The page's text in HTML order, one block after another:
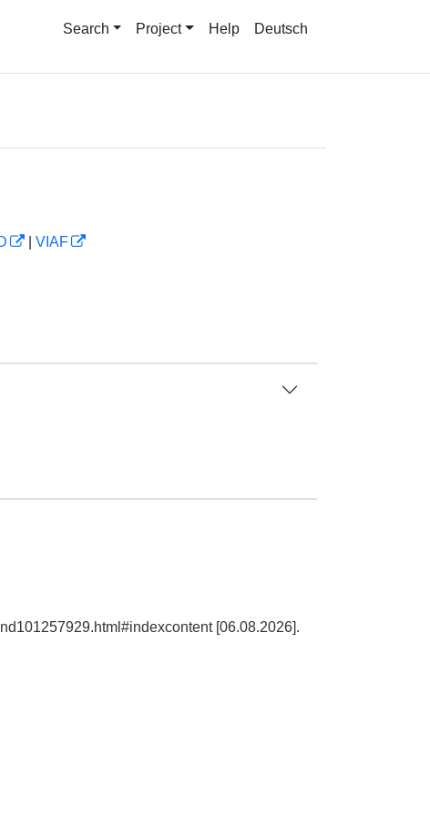
Search Project Help Deutsch
VIAF
[06.08.2026].